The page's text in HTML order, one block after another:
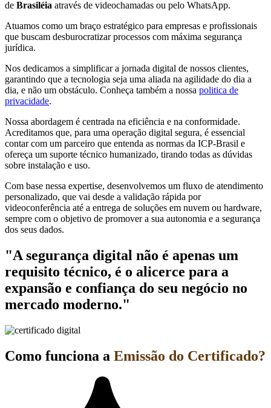
de Brasiléia através de videochamadas ou pelo WhatsApp.
Atuamos como um braço estratégico para empresas e profissionais
que buscam desburocratizar processos com máxima segurança
jurídica.
Nos dedicamos a simplificar a jornada digital de nossos clientes,
garantindo que a tecnologia seja uma aliada na agilidade do dia a
dia, e não um obstáculo. Conheça também a nossa politica de
privacidade.
Nossa abordagem é centrada na eficiência e na conformidade.
Acreditamos que, para uma operação digital segura, é essencial
contar com um parceiro que entenda as normas da ICP-Brasil e
ofereça um suporte técnico humanizado, tirando todas as dúvidas
sobre instalação e uso.
Com base nessa expertise, desenvolvemos um fluxo de atendimento
personalizado, que vai desde a validação rápida por
videoconferência até a entrega de soluções em nuvem ou hardware,
sempre com o objetivo de promover a sua autonomia e a segurança
dos seus dados.
"A segurança digital não é apenas um
requisito técnico, é o alicerce para a
expansão e confiança do seu negócio no
mercado moderno."
Como funciona a Emissão do Certificado?